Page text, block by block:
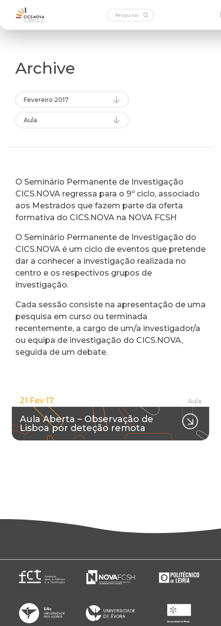
Archive
Fevereiro 2017
Aula
O Seminário Permanente de Investigação
CICS.NOVA regressa para o 9º ciclo, associado
aos Mestrados que fazem parte da oferta
formativa do CICS.NOVA na NOVA FCSH
O Seminário Permanente de Investigação do
CICS.NOVA é um ciclo de eventos que pretende
dar a conhecer a investigação realizada no
centro e os respectivos grupos de
investigação.
Cada sessão consiste na apresentação de uma
pesquisa em curso ou terminada
recentemente, a cargo de um/a investigador/a
ou equipa de investigação do CICS.NOVA,
seguida de um debate.
21 Fev 17 Aula
Aula Aberta – Observação de
Lisboa por deteção remota